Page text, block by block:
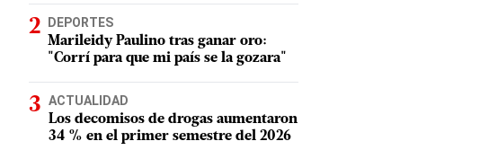
DEPORTES
Marileidy Paulino tras ganar oro:
"Corrí para que mi país se la gozara"
ACTUALIDAD
Los decomisos de drogas aumentaron
34 % en el primer semestre del 2026